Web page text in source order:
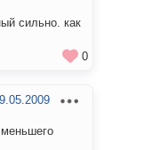
сильно. как
0